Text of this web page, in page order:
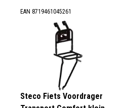
EAN 8719461045261
Steco Fiets Voordrager